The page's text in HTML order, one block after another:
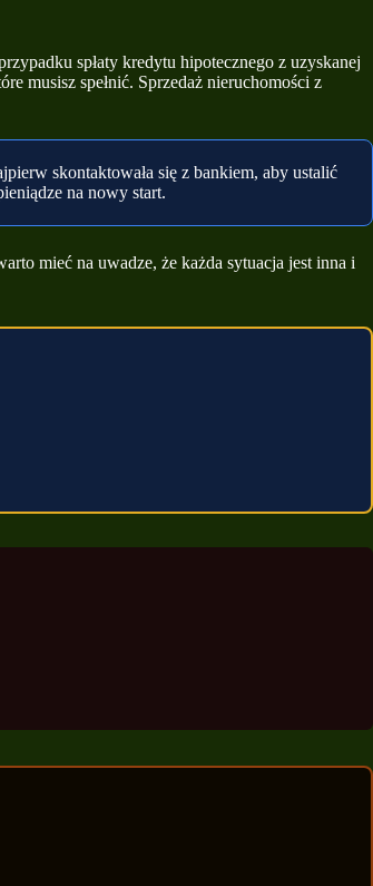
spłaty kredytu hipotecznego z uzyskanej
musisz spełnić. Sprzedaż nieruchomości z
skontaktowała się z bankiem, aby ustalić
na nowy start.
mieć na uwadze, że każda sytuacja jest inna i